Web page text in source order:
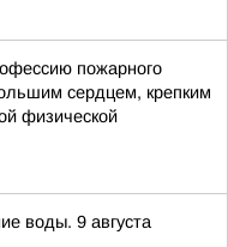
пожарного
сердцем, крепким
физической
воды. 9 августа